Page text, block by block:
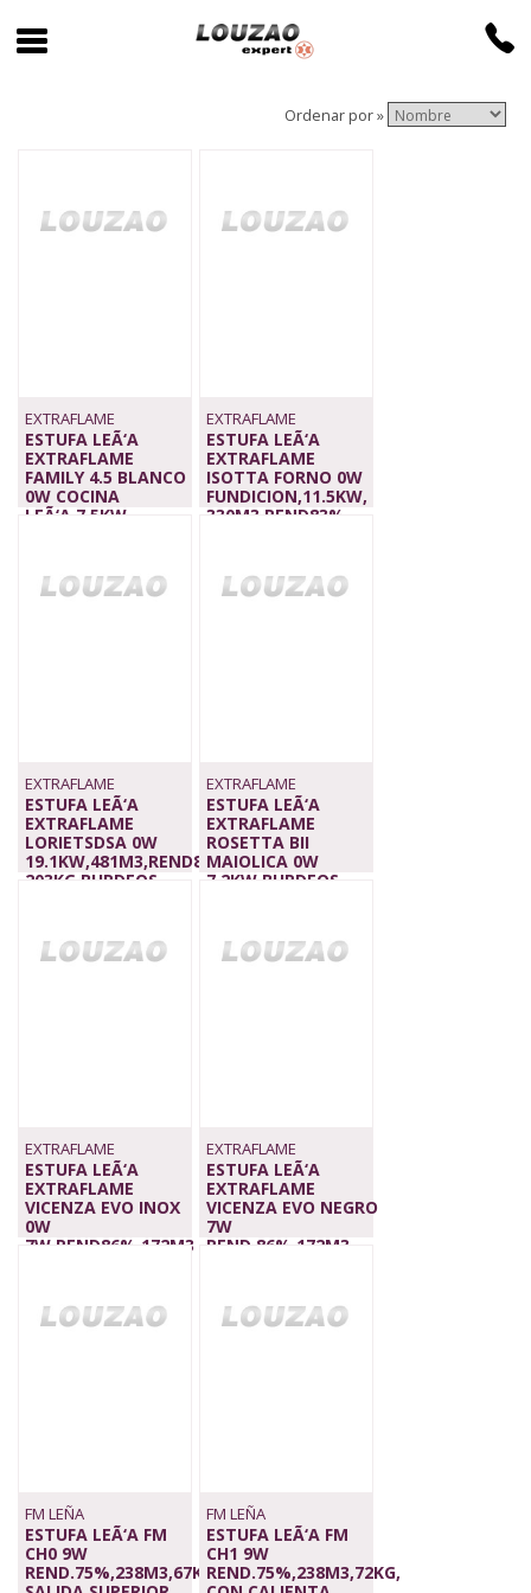
Ordenar por »
EXTRAFLAME
ESTUFA LEÃ‘A
EXTRAFLAME
FAMILY 4.5 BLANCO
0W COCINA
LEÃ‘A,7.5KW,
EXTRAFLAME
ESTUFA LEÃ‘A
EXTRAFLAME
ISOTTA FORNO 0W
FUNDICION,11.5KW,
330M3,REND83%
EXTRAFLAME
ESTUFA LEÃ‘A
EXTRAFLAME
LORIETSDSA 0W
19.1KW,481M3,REND88%
203KG,BURDEOS
EXTRAFLAME
ESTUFA LEÃ‘A
EXTRAFLAME
ROSETTA BII
MAIOLICA 0W
7.2KW,BURDEOS,
EXTRAFLAME
ESTUFA LEÃ‘A
EXTRAFLAME
VICENZA EVO INOX
0W
7W,REND86%,172M3
EXTRAFLAME
ESTUFA LEÃ‘A
EXTRAFLAME
VICENZA EVO NEGRO
7W
REND.86%,172M3
FM LEÑA
ESTUFA LEÃ‘A FM
CH0 9W
REND.75%,238M3,67KG,
FM LEÑA
ESTUFA LEÃ‘A FM
CH1 9W
REND.75%,238M3,72KG,